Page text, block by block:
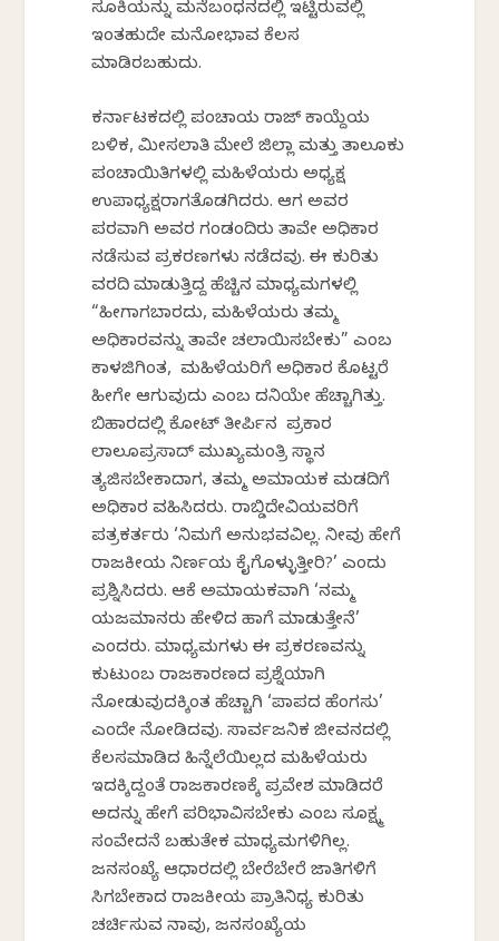
ಸೂಕಿಯನ್ನು ಮನೆಬಂಧನದಲ್ಲಿ ಇಟ್ಟಿರುವಲ್ಲಿ
ಇಂತಹುದೇ ಮನೋಭಾವ ಕೆಲಸ
ಮಾಡಿರಬಹುದು.
ಕರ್ನಾಟಕದಲ್ಲಿ ಪಂಚಾಯತ್ ರಾಜ್ ಕಾಯ್ದೆಯ
ಬಳಿಕ, ಮೀಸಲಾತಿ ಮೇಲೆ ಜಿಲ್ಲಾ ಮತ್ತು ತಾಲೂಕು
ಪಂಚಾಯಿತಿಗಳಲ್ಲಿ ಮಹಿಳೆಯರು ಅಧ್ಯಕ್ಷ
ಉಪಾಧ್ಯಕ್ಷರಾಗತೊಡಗಿದರು. ಆಗ ಅವರ
ಪರವಾಗಿ ಅವರ ಗಂಡಂದಿರು ತಾವೇ ಅಧಿಕಾರ
ನಡೆಸುವ ಪ್ರಕರಣಗಳು ನಡೆದವು. ಈ ಕುರಿತು
ವರದಿ ಮಾಡುತ್ತಿದ್ದ ಹೆಚ್ಚಿನ ಮಾಧ್ಯಮಗಳಲ್ಲಿ
“ಹೀಗಾಗಬಾರದು, ಮಹಿಳೆಯರು ತಮ್ಮ
ಅಧಿಕಾರವನ್ನು ತಾವೇ ಚಲಾಯಿಸಬೇಕು” ಎಂಬ
ಕಾಳಜಿಗಿಂತ, ಮಹಿಳೆಯರಿಗೆ ಅಧಿಕಾರ ಕೊಟ್ಟರೆ
ಹೀಗೇ ಆಗುವುದು ಎಂಬ ದನಿಯೇ ಹೆಚ್ಚಾಗಿತ್ತು.
ಬಿಹಾರದಲ್ಲಿ ಕೋಟ್ ತೀರ್ಪಿನ ಪ್ರಕಾರ
ಲಾಲೂಪ್ರಸಾದ್ ಮುಖ್ಯಮಂತ್ರಿ ಸ್ಥಾನ
ತ್ಯಜಿಸಬೇಕಾದಾಗ, ತಮ್ಮ ಅಮಾಯಕ ಮಡದಿಗೆ
ಅಧಿಕಾರ ವಹಿಸಿದರು. ರಾಬ್ಡಿದೇವಿಯವರಿಗೆ
ಪತ್ರಕರ್ತರು ‘ನಿಮಗೆ ಅನುಭವವಿಲ್ಲ. ನೀವು ಹೇಗೆ
ರಾಜಕೀಯ ನಿರ್ಣಯ ಕೈಗೊಳ್ಳುತ್ತೀರಿ?’ ಎಂದು
ಪ್ರಶ್ನಿಸಿದರು. ಆಕೆ ಅಮಾಯಕವಾಗಿ ‘ನಮ್ಮ
ಯಜಮಾನರು ಹೇಳಿದ ಹಾಗೆ ಮಾಡುತ್ತೇನೆ’
ಎಂದರು. ಮಾಧ್ಯಮಗಳು ಈ ಪ್ರಕರಣವನ್ನು
ಕುಟುಂಬ ರಾಜಕಾರಣದ ಪ್ರಶ್ನೆಯಾಗಿ
ನೋಡುವುದಕ್ಕಿಂತ ಹೆಚ್ಚಾಗಿ ‘ಪಾಪದ ಹೆಂಗಸು’
ಎಂದೇ ನೋಡಿದವು. ಸಾರ್ವಜನಿಕ ಜೀವನದಲ್ಲಿ
ಕೆಲಸಮಾಡಿದ ಹಿನ್ನೆಲೆಯಿಲ್ಲದ ಮಹಿಳೆಯರು
ಇದಕ್ಕಿದ್ದಂತೆ ರಾಜಕಾರಣಕ್ಕೆ ಪ್ರವೇಶ ಮಾಡಿದರೆ
ಅದನ್ನು ಹೇಗೆ ಪರಿಭಾವಿಸಬೇಕು ಎಂಬ ಸೂಕ್ಷ್ಮ
ಸಂವೇದನೆ ಬಹುತೇಕ ಮಾಧ್ಯಮಗಳಿಗಿಲ್ಲ.
ಜನಸಂಖ್ಯೆ ಆಧಾರದಲ್ಲಿ ಬೇರೆಬೇರೆ ಜಾತಿಗಳಿಗೆ
ಸಿಗಬೇಕಾದ ರಾಜಕೀಯ ಪ್ರಾತಿನಿಧ್ಯ ಕುರಿತು
ಚರ್ಚಿಸುವ ನಾವು, ಜನಸಂಖ್ಯೆಯ